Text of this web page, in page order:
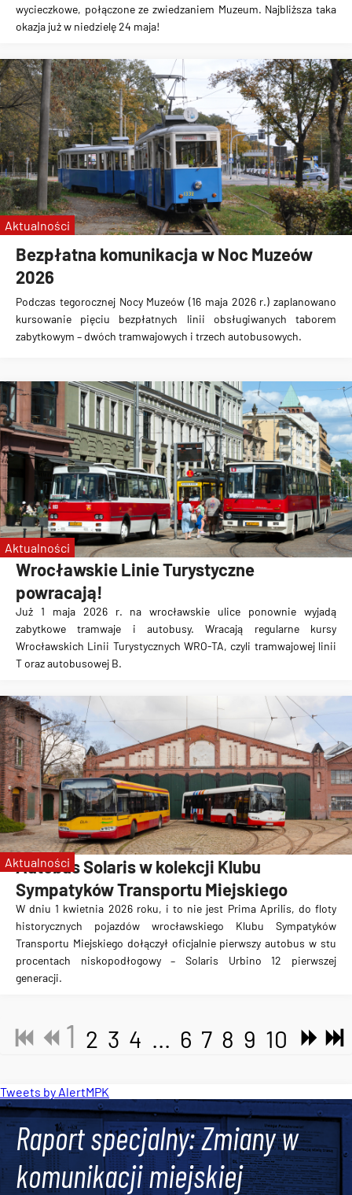
wycieczkowe, połączone ze zwiedzaniem Muzeum. Najbliższa taka
okazja już w niedzielę 24 maja!
Bezpłatna komunikacja w Noc Muzeów
2026
Podczas tegorocznej Nocy Muzeów (16 maja 2026 r.) zaplanowano
kursowanie pięciu bezpłatnych linii obsługiwanych taborem
zabytkowym – dwóch tramwajowych i trzech autobusowych.
Aktualności
Wrocławskie Linie Turystyczne
powracają!
Już 1 maja 2026 r. na wrocławskie ulice ponownie wyjadą
zabytkowe tramwaje i autobusy. Wracają regularne kursy
Wrocławskich Linii Turystycznych WRO-TA, czyli tramwajowej linii
T oraz autobusowej B.
Aktualności
Autobus Solaris w kolekcji Klubu
Sympatyków Transportu Miejskiego
W dniu 1 kwietnia 2026 roku, i to nie jest Prima Aprilis, do floty
historycznych pojazdów wrocławskiego Klubu Sympatyków
Transportu Miejskiego dołączył oficjalnie pierwszy autobus w stu
procentach niskopodłogowy – Solaris Urbino 12 pierwszej
generacji.
Aktualności
1 2 3 4 ... 6 7 8 9 10
Tweets by AlertMPK
Raport specjalny: Zmiany w
komunikacji miejskiej